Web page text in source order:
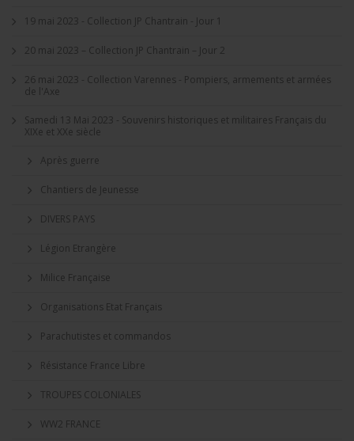
19 mai 2023 - Collection JP Chantrain - Jour 1
20 mai 2023 – Collection JP Chantrain – Jour 2
26 mai 2023 - Collection Varennes - Pompiers, armements et armées
de l'Axe
Samedi 13 Mai 2023 - Souvenirs historiques et militaires Français du
XIXe et XXe siècle
Après guerre
Chantiers de Jeunesse
DIVERS PAYS
Légion Etrangère
Milice Française
Organisations Etat Français
Parachutistes et commandos
Résistance France Libre
TROUPES COLONIALES
WW2 FRANCE